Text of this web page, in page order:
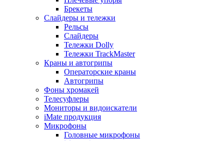
Брекеты
Слайдеры и тележки
Рельсы
Слайдеры
Тележки Dolly
Тележки TrackMaster
Краны и автогрипы
Операторские краны
Автогрипы
Фоны хромакей
Телесуфлеры
Мониторы и видоискатели
iMate продукция
Микрофоны
Головные микрофоны